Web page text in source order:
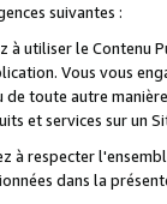
suivantes :
à utiliser le Contenu
Vous vous
toute autre
et services sur un
à respecter
dans la